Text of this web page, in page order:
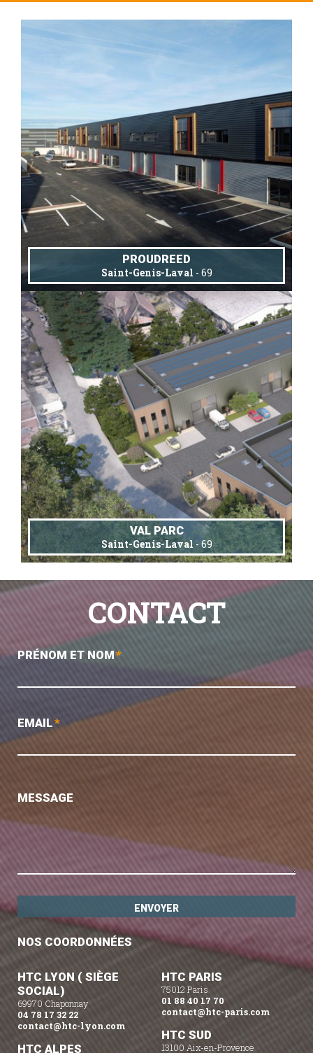
PROUDREED
Saint-Genis-Laval - 69
VAL PARC
Saint-Genis-Laval- 69
CONTACT
PRÉNOM ET NOM*
EMAIL*
MESSAGE
NOS COORDONNÉES
HTC LYON ( SIÈGE
SOCIAL)
69970 Chaponnay
04 78 17 32 22
contact@htc-lyon.com
HTC ALPES
HTC PARIS
75012 Paris
01 88 40 17 70
contact@htc-paris.com
HTC SUD
13100 Aix-en-Provence